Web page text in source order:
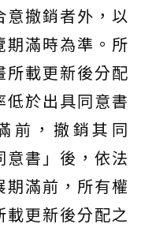
意撤銷者外，以
期滿時為準。所
所載更新後分配
低於出具同意書
前，撤銷其同
意書」後，依法
期滿前，所有權
載更新後分配之